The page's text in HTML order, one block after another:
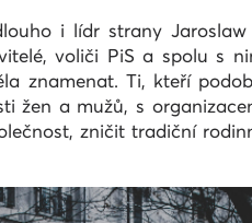
i lídr strany
voliči PiS a spolu s
znamenat. Ti, kteří
žen a mužů, s
zničit tradiční